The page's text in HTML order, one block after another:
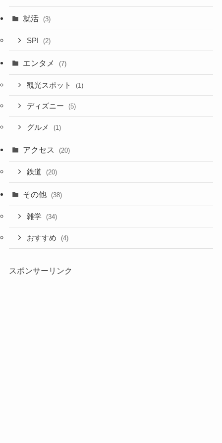
就活 (3)
SPI (2)
エンタメ (7)
観光スポット (1)
ディズニー (5)
グルメ (1)
アクセス (20)
鉄道 (20)
その他 (38)
雑学 (34)
おすすめ (4)
スポンサーリンク